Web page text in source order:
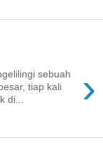
›
sebuah
tiap kali
di...